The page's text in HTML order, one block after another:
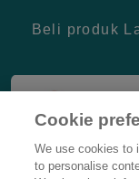
Beli produk
Cookie
We use cookies to
to personalise